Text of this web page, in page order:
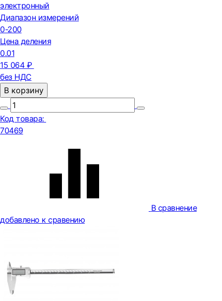
электронный
Диапазон измерений
0-200
Цена деления
0.01
15 064 ₽
без НДС
В корзину
Код товара:
70469
В сравнение
добавлено к сравению